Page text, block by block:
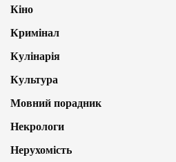
Кіно
Кримінал
Кулінарія
Культура
Мовний порадник
Некрологи
Нерухомість